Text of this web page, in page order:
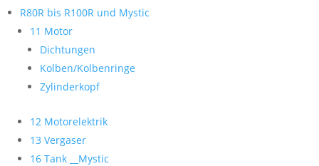
R80R bis R100R und Mystic
11 Motor
Dichtungen
Kolben/Kolbenringe
Zylinderkopf
12 Motorelektrik
13 Vergaser
16 Tank __Mystic